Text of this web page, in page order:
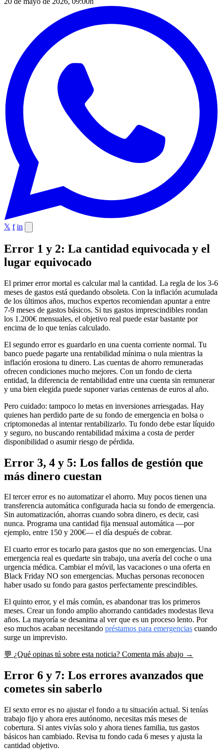
𝕏 f in
Error 1 y 2: La cantidad equivocada y el
lugar equivocado
El primer error mortal es calcular mal la cantidad. La regla de los 3-6
meses de gastos está quedando obsoleta. Con la inflación acumulada
de los últimos años, muchos expertos recomiendan apuntar a entre
7-9 meses de gastos básicos. Si tus gastos imprescindibles rondan
los 1.200€ mensuales, el objetivo real puede estar bastante por
encima de lo que tenías calculado.
El segundo error es guardarlo en una cuenta corriente normal. Tu
banco puede pagarte una rentabilidad mínima o nula mientras la
inflación erosiona tu dinero. Las cuentas de ahorro remuneradas
ofrecen condiciones mucho mejores. Con un fondo de cierta
entidad, la diferencia de rentabilidad entre una cuenta sin remunerar
y una bien elegida puede suponer varias centenas de euros al año.
Pero cuidado: tampoco lo metas en inversiones arriesgadas. Hay
quienes han perdido parte de su fondo de emergencia en bolsa o
criptomonedas al intentar rentabilizarlo. Tu fondo debe estar líquido
y seguro, no buscando rentabilidad máxima a costa de perder
disponibilidad o asumir riesgo de pérdida.
Error 3, 4 y 5: Los fallos de gestión que
más dinero cuestan
El tercer error es no automatizar el ahorro. Muy pocos tienen una
transferencia automática configurada hacia su fondo de emergencia.
Sin automatización, ahorras cuando sobra dinero, es decir, casi
nunca. Programa una cantidad fija mensual automática —por
ejemplo, entre 150 y 200€— el día después de cobrar.
El cuarto error es tocarlo para gastos que no son emergencias. Una
emergencia real es quedarte sin trabajo, una avería del coche o una
urgencia médica. Cambiar el móvil, las vacaciones o una oferta en
Black Friday NO son emergencias. Muchas personas reconocen
haber usado su fondo para gastos perfectamente prescindibles.
El quinto error, y el más común, es abandonar tras los primeros
meses. Crear un fondo amplio ahorrando cantidades modestas lleva
años. La mayoría se desanima al ver que es un proceso lento. Por
eso muchos acaban necesitando préstamos para emergencias cuando
surge un imprevisto.
💬 ¿Qué opinas tú sobre esta noticia? Comenta más abajo →
Error 6 y 7: Los errores avanzados que
cometes sin saberlo
El sexto error es no ajustar el fondo a tu situación actual. Si tenías
trabajo fijo y ahora eres autónomo, necesitas más meses de
cobertura. Si antes vivías solo y ahora tienes familia, tus gastos
básicos han cambiado. Revisa tu fondo cada 6 meses y ajusta la
cantidad objetivo.